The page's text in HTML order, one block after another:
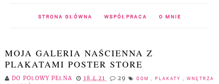
STRONA GŁÓWNA WSPÓŁPRACA O MNIE
MOJA GALERIA NAŚCIENNA Z
PLAKATAMI POSTER STORE
DO POŁOWY PEŁNA 18.4.21 29 DOM PLAKATY ,WNĘTRZA